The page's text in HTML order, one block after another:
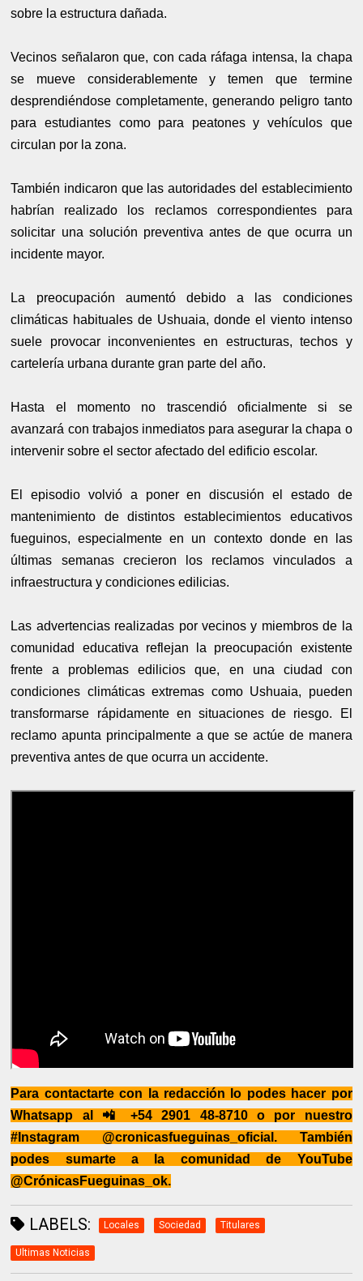
sobre la estructura dañada.
Vecinos señalaron que, con cada ráfaga intensa, la chapa
se mueve considerablemente y temen que termine
desprendiéndose completamente, generando peligro tanto
para estudiantes como para peatones y vehículos que
circulan por la zona.
También indicaron que las autoridades del establecimiento
habrían realizado los reclamos correspondientes para
solicitar una solución preventiva antes de que ocurra un
incidente mayor.
La preocupación aumentó debido a las condiciones
climáticas habituales de Ushuaia, donde el viento intenso
suele provocar inconvenientes en estructuras, techos y
cartelería urbana durante gran parte del año.
Hasta el momento no trascendió oficialmente si se
avanzará con trabajos inmediatos para asegurar la chapa o
intervenir sobre el sector afectado del edificio escolar.
El episodio volvió a poner en discusión el estado de
mantenimiento de distintos establecimientos educativos
fueguinos, especialmente en un contexto donde en las
últimas semanas crecieron los reclamos vinculados a
infraestructura y condiciones edilicias.
Las advertencias realizadas por vecinos y miembros de la
comunidad educativa reflejan la preocupación existente
frente a problemas edilicios que, en una ciudad con
condiciones climáticas extremas como Ushuaia, pueden
transformarse rápidamente en situaciones de riesgo. El
reclamo apunta principalmente a que se actúe de manera
preventiva antes de que ocurra un accidente.
Para contactarte con la redacción lo podes hacer por
Whatsapp al 📲 +54 2901 48-8710 o por nuestro
#Instagram @cronicasfueguinas_oficial. También
podes sumarte a la comunidad de YouTube
@CrónicasFueguinas_ok.
LABELS: Locales Sociedad Titulares
Ultimas Noticias